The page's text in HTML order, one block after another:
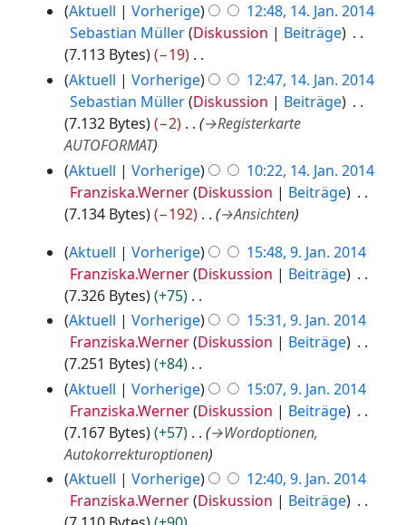
Aktuell
Vorherige
12:48, 14. Jan. 2014
Sebastian Müller Diskussion
Beiträge
7.113 Bytes
−19
K
i
n
e
B
e
a
r
b
e
i
u
n
g
s
z
s
a
Aktuell Vorherige
12:47, 14. Jan. 2014
Sebastian Müller Diskussion
Beiträge
7.132 Bytes
−2 →Registerkarte
AUTOFORMAT
Aktuell
Vorherige
10:22, 14. Jan. 2014
Franziska.Werner Diskussion
Beiträge
7.134 Bytes
−192 →Ansichten
Aktuell Vorherige
15:48, 9. Jan. 2014
Franziska.Werner Diskussion
Beiträge
7.326 Bytes
+75
K
i
n
e
B
e
a
r
b
Aktuell Vorherige
15:31, 9. Jan. 2014
Franziska.Werner Diskussion
Beiträge
7.251 Bytes
+84
K
i
n
e
B
e
Aktuell Vorherige
15:07, 9. Jan. 2014
Franziska.Werner Diskussion
Beiträge
7.167 Bytes
+57 →Wordoptionen,
Autokorrekturoptionen
Aktuell
Vorherige
12:40, 9. Jan. 2014
Franziska.Werner Diskussion
Beiträge